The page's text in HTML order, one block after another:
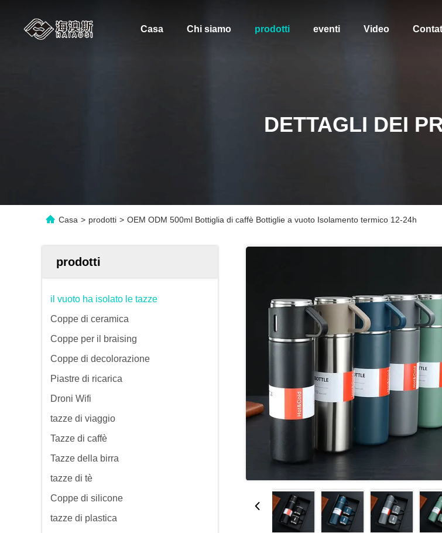
Casa Chi siamo prodotti eventi Video
DETTAGLI DEI
Casa > prodotti > OEM ODM 500ml Bottiglia di caffè Bottiglie a vuoto Isolamento termico 12-24h
prodotti
il vuoto ha isolato le tazze
Coppe di ceramica
Coppe per il braising
Coppe di decolorazione
Piastre di ricarica
Droni Wifi
tazze di viaggio
Tazze di caffè
Tazze della birra
tazze di tè
Coppe di silicone
tazze di plastica